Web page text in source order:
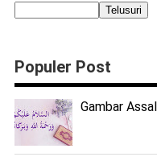
Populer Post
Gambar